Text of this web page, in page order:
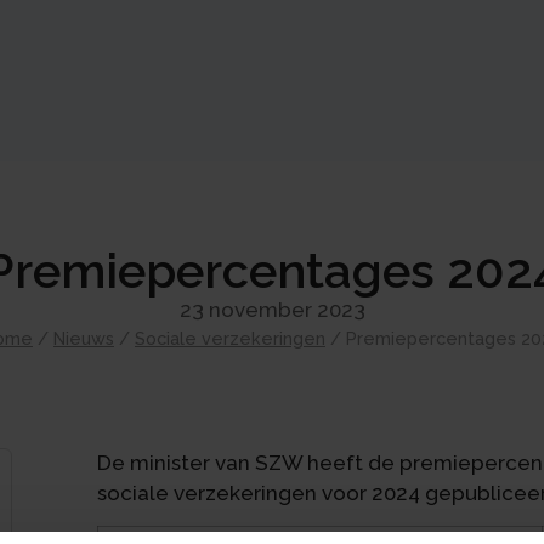
23 november 2023
/ Nieuws / Sociale verzekeringen / Premiepercentages
De minister van SZW heeft de
sociale verzekeringen voor 2024